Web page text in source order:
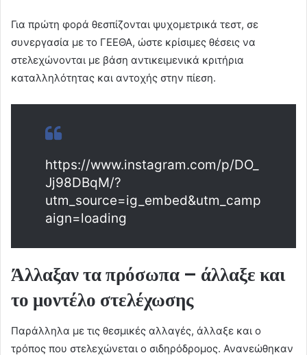
Για πρώτη φορά θεσπίζονται ψυχομετρικά τεστ, σε
συνεργασία με το ΓΕΕΘΑ, ώστε κρίσιμες θέσεις να
στελεχώνονται με βάση αντικειμενικά κριτήρια
καταλληλότητας και αντοχής στην πίεση.
https://www.instagram.com/p/DO_
Jj98DBqM/?
utm_source=ig_embed&utm_camp
aign=loading
Άλλαξαν τα πρόσωπα – άλλαξε και
το μοντέλο στελέχωσης
Παράλληλα με τις θεσμικές αλλαγές, άλλαξε και ο
τρόπος που στελεχώνεται ο σιδηρόδρομος. Ανανεώθηκαν